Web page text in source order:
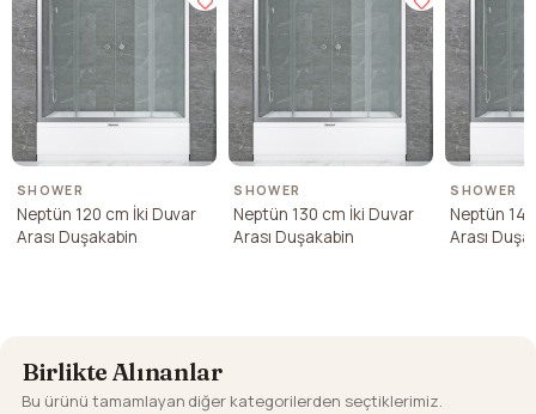
SHOWER
Neptün 120 cm İki Duvar
Arası Duşakabin
SHOWER
Neptün 130 cm İki Duvar
Arası Duşakabin
SHOWER
Neptün
Arası
Birlikte Alınanlar
Bu ürünü tamamlayan diğer kategorilerden seçtiklerimiz.